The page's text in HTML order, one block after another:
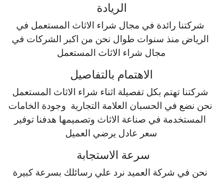
الريادة
شركتنا رائدة في مجال شراء الاثاث المستعمل في
الرياض منذ سنوات طوال نحن من اكبر الشركات في
مجال شراء الاثاث المستعمل
الاهتمام بالتفاصيل
شركتنا تهتم بكل تفصيلة اثناء شراء الاثاث المستعمل
نحن نضع في الحسبان العلامة التجارية وجودة الخامات
المستخدمة في صناعة الاثاث وتصميمها هدفنا توفير
سعر عادل يرضي العميل
سرعة الاستجابة
نحن في شركة العميد نرد علي رسائلك بسرعة كبيرة